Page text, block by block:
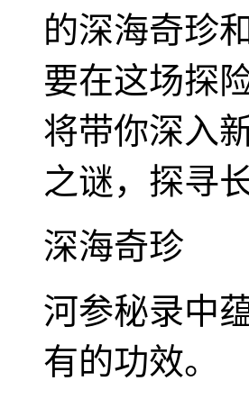
的深海奇珍
要在这场探
将带你深入
之谜，探寻
深海奇珍
河参秘录中
有的功效。